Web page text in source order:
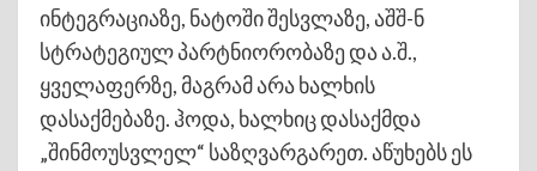
ინტეგრაციაზე, ნატოში შესვლაზე, აშშ-ნ
სტრატეგიულ პარტნიორობაზე და ა.შ.,
ყველაფერზე, მაგრამ არა ხალხის
დასაქმებაზე. ჰოდა, ხალხიც დასაქმდა
„შინმოუსვლელ“ საზღვარგარეთ. აწუხებს ეს